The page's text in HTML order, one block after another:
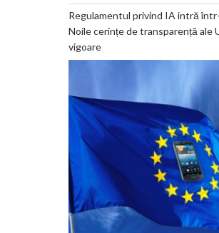
Regulamentul privind IA intră
Noile cerințe de transparență ale
vigoare